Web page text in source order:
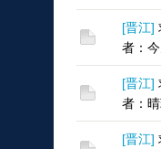
[晋江]
者：
[晋江]
者：
[晋江]